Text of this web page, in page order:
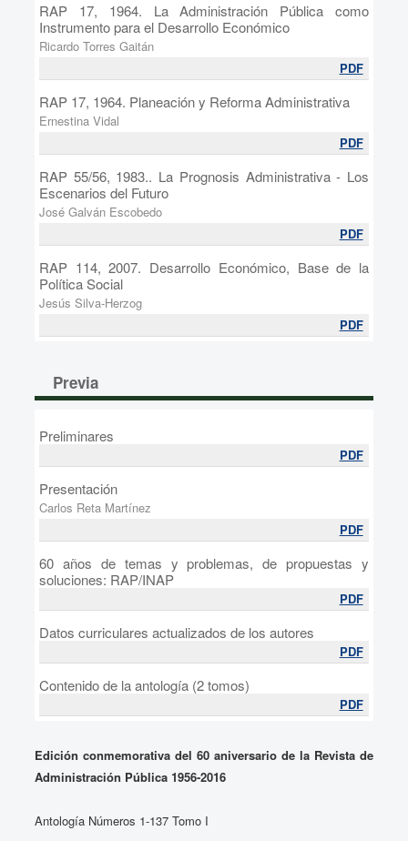
RAP 17, 1964. La Administración Pública como
Instrumento para el Desarrollo Económico
Ricardo Torres Gaitán
PDF
RAP 17, 1964. Planeación y Reforma Administrativa
Ernestina Vidal
PDF
RAP 55/56, 1983.. La Prognosis Administrativa - Los
Escenarios del Futuro
José Galván Escobedo
PDF
RAP 114, 2007. Desarrollo Económico, Base de la
Política Social
Jesús Silva-Herzog
PDF
Previa
Preliminares
PDF
Presentación
Carlos Reta Martínez
PDF
60 años de temas y problemas, de propuestas y
soluciones: RAP/INAP
PDF
Datos curriculares actualizados de los autores
PDF
Contenido de la antología (2 tomos)
PDF
Edición conmemorativa del 60 aniversario de la Revista de
Administración Pública 1956-2016
Antología Números 1-137 Tomo I